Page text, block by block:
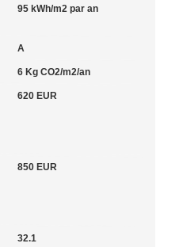
95 kWh/m2 par an
A
6 Kg CO2/m2/an
620 EUR
850 EUR
32.1